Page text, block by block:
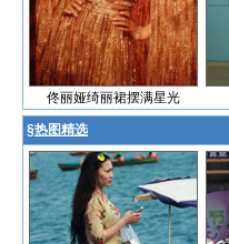
佟丽娅绮丽裙摆满星光
§热图精选